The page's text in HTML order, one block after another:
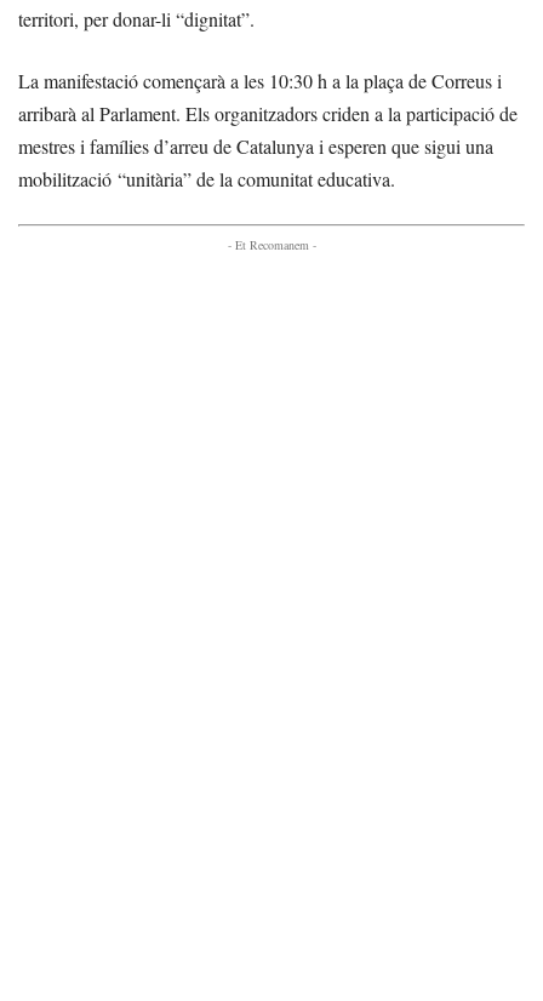
territori, per donar-li “dignitat”.
La manifestació començarà a les 10:30 h a la plaça de Correus i
arribarà al Parlament. Els organitzadors criden a la participació de
mestres i famílies d’arreu de Catalunya i esperen que sigui una
mobilització “unitària” de la comunitat educativa.
- Et Recomanem -